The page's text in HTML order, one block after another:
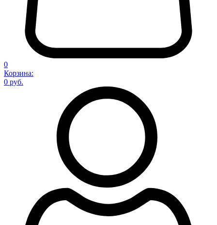
0
Корзина:
0 руб.